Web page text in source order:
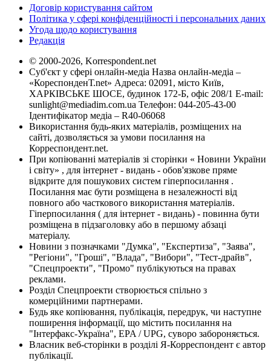
Договір користування сайтом
Політика у сфері конфіденційності і персональних даних
Угода щодо користування
Редакція
© 2000-2026, Korrespondent.net
Суб'єкт у сфері онлайн-медіа Назва онлайн-медіа –
«КореспонденТ.net» Адреса: 02091, місто Київ,
ХАРКІВСЬКЕ ШОСЕ, будинок 172-Б, офіс 208/1 E-mail:
sunlight@mediadim.com.ua Телефон: 044-205-43-00
Ідентифікатор медіа – R40-06068
Використання будь-яких матеріалів, розміщених на
сайті, дозволяється за умови посилання на
Корреспондент.net.
При копіюванні матеріалів зі сторінки « Новини України
і світу» , для інтернет - видань - обов'язкове пряме
відкрите для пошукових систем гіперпосилання .
Посилання має бути розміщена в незалежності від
повного або часткового використання матеріалів.
Гіперпосилання ( для інтернет - видань) - повинна бути
розміщена в підзаголовку або в першому абзаці
матеріалу.
Новини з позначками "Думка", "Експертиза", "Заява",
"Регіони", "Гроші", "Влада", "Вибори", "Тест-драйв",
"Спецпроекти", "Промо" публікуються на правах
реклами.
Розділ Спецпроекти створюється спільно з
комерційними партнерами.
Будь яке копіювання, публікація, передрук, чи наступне
поширення інформації, що містить посилання на
"Інтерфакс-Україна", EPA / UPG, суворо забороняється.
Власник веб-сторінки в розділі Я-Корреспондент є автор
публікації.